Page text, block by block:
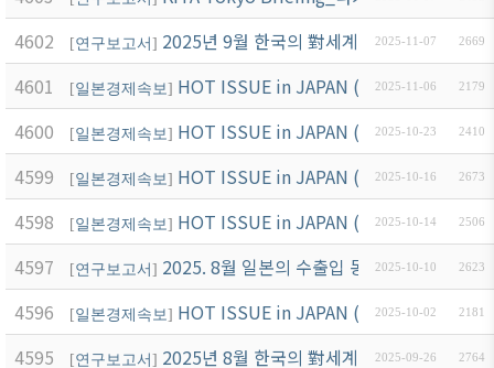
4602 [연구보고서] 2025년 9월 한국의 對세계 및 對일본 수출입
2025-11-07 2669
4601 [일본경제속보] HOT ISSUE in JAPAN (11월1호)
2025-11-06 2179
4600 [일본경제속보] HOT ISSUE in JAPAN (10월4호)
2025-10-23 2410
4599 [일본경제속보] HOT ISSUE in JAPAN (10월3호)
2025-10-16 2673
4598 [일본경제속보] HOT ISSUE in JAPAN (10월2호)
2025-10-14 2506
4597 [연구보고서] 2025. 8월 일본의 수출입 동향2025-10-10 2623
4596 [일본경제속보] HOT ISSUE in JAPAN (10월1호)
2025-10-02 2181
4595 [연구보고서] 2025년 8월 한국의 對세계 및 對일본 수출입
2025-09-26 2764